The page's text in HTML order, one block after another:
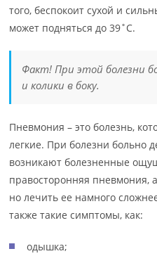
того, беспокоит сухой и
может подняться до 39˚C.
Факт! При этой болезни
и колики в боку.
Пневмония – это болезнь,
легкие. При болезни больно
возникают болезненные
правосторонняя пневмония,
но лечить ее намного
также такие симптомы, как:
одышка;